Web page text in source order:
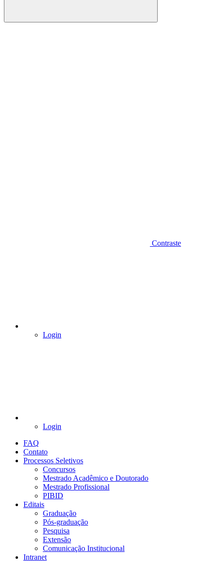
Buscar
Contraste
Login
Login
FAQ
Contato
Processos Seletivos
Concursos
Mestrado Acadêmico e Doutorado
Mestrado Profissional
PIBID
Editais
Graduação
Pós-graduação
Pesquisa
Extensão
Comunicação Institucional
Intranet